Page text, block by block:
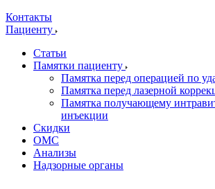
Контакты
Пациенту
Статьи
Памятки пациенту
Памятка перед операцией по
Памятка перед лазерной
Памятка получающему
инъекции
Скидки
ОМС
Анализы
Надзорные органы